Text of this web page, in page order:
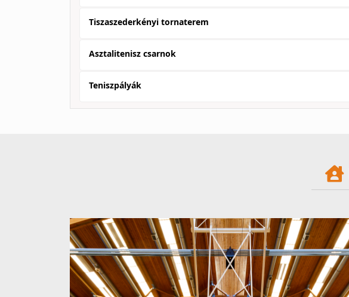
Tiszaszederkényi tornaterem
Asztalitenisz csarnok
Teniszpályák